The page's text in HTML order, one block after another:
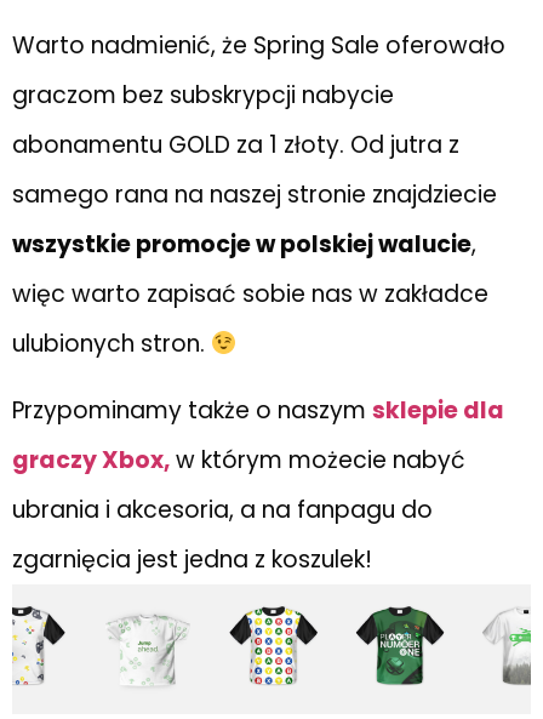
Warto nadmienić, że Spring Sale oferowało
graczom bez subskrypcji nabycie
abonamentu GOLD za 1 złoty. Od jutra z
samego rana na naszej stronie znajdziecie
wszystkie promocje w polskiej walucie,
więc warto zapisać sobie nas w zakładce
ulubionych stron.
Przypominamy także o naszym sklepie dla
graczy Xbox,w którym możecie nabyć
ubrania i akcesoria, a na fanpagu do
zgarnięcia jest jedna z koszulek!